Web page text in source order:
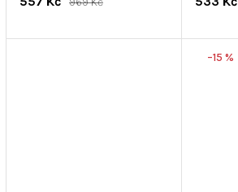
–15 %